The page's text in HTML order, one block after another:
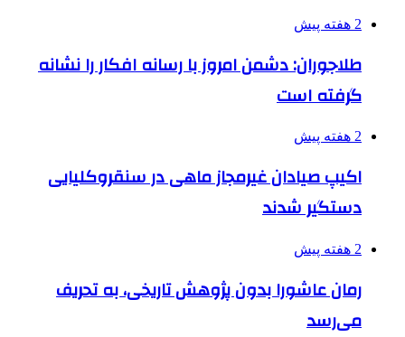
2 هفته پیش
طلاجوران: دشمن امروز با رسانه افکار را نشانه
گرفته است
2 هفته پیش
اکیپ صیادان غیرمجاز ماهی در سنقروکلیایی
دستگیر شدند
2 هفته پیش
رمان عاشورا بدون پژوهش تاریخی، به تحریف
می‌رسد